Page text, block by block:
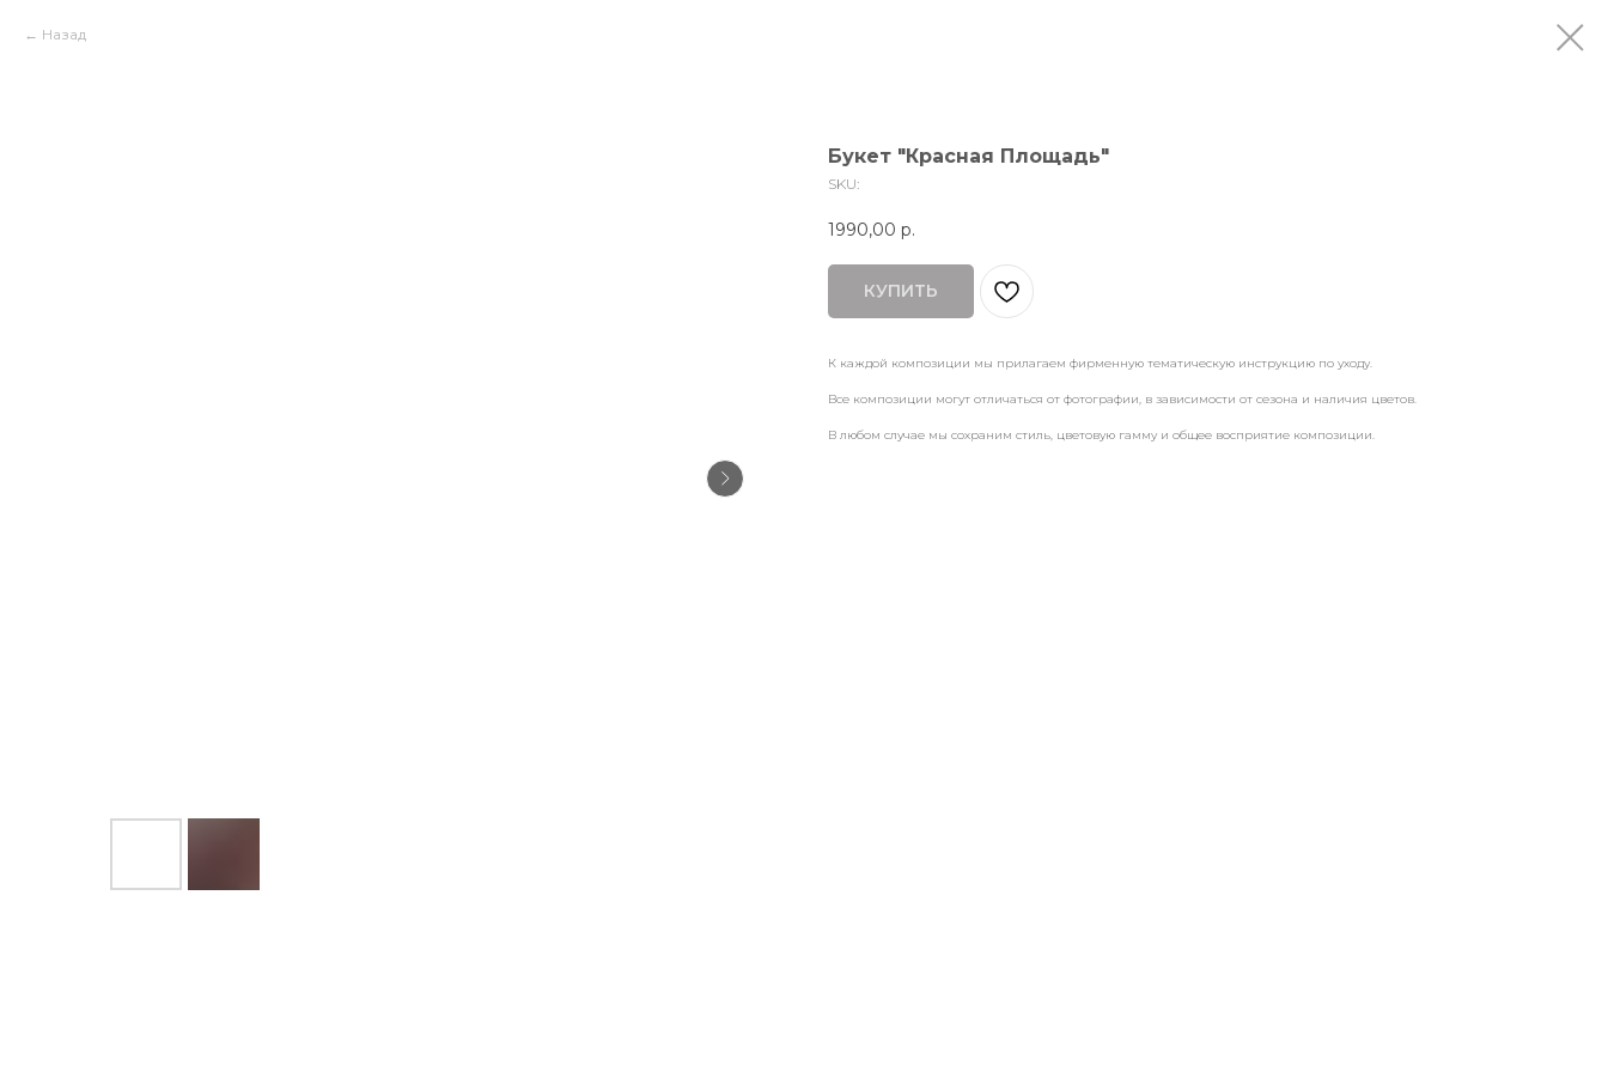
Назад
Букет "Красная Площадь"
SKU:
1990,00 р.
КУПИТЬ
К каждой композиции мы прилагаем фирменную тематическую инструкцию по уходу.
Все композиции могут отличаться от фотографии, в зависимости от сезона и наличия цветов.
В любом случае мы сохраним стиль, цветовую гамму и общее восприятие композиции.